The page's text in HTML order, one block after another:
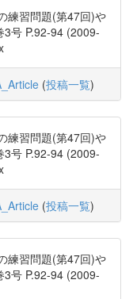
練習問題(第47回)や
号 P.92-94 (2009-
(投稿一覧)
練習問題(第47回)や
号 P.92-94 (2009-
(投稿一覧)
練習問題(第47回)や
号 P.92-94 (2009-